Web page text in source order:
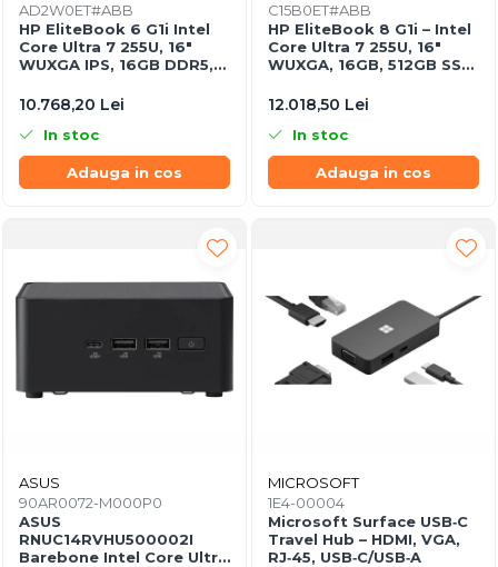
AD2W0ET#ABB
HP EliteBook 6 G1i Intel
Core Ultra 7 255U, 16"
WUXGA IPS, 16GB DDR5,
Pro
10.768,20 Lei
In stoc
Adauga in cos
C15B0ET#ABB
HP EliteBook 8 G1i – Intel
Core Ultra 7 255U, 16"
WUXGA, 16GB, 512GB SSD,
12.018,50 Lei
In stoc
Adauga in cos
ASUS
90AR0072-M000P0
ASUS
RNUC14RVHU500002I
Barebone Intel Core Ultra
MICROSOFT
1E4-00004
Microsoft Surface USB‑C
Travel Hub – HDMI, VGA,
RJ‑45, USB‑C/USB‑A